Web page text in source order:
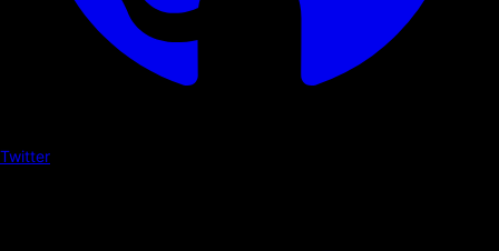
Twitter